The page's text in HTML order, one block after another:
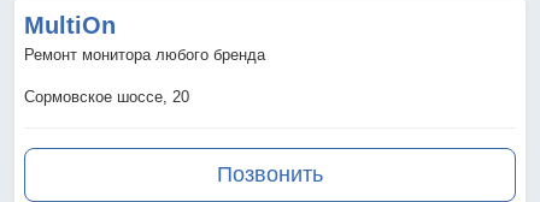
MultiOn
Ремонт монитора любого бренда
Сормовское шоссе, 20
Позвонить